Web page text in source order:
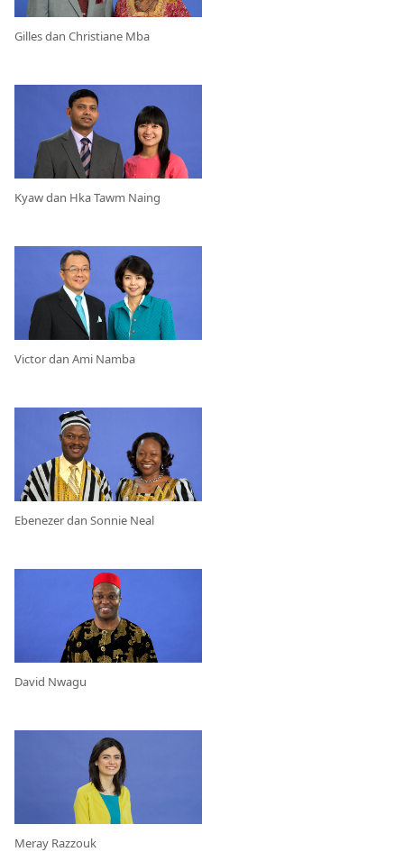
Gilles dan Christiane Mba
Kyaw dan Hka Tawm Naing
Victor dan Ami Namba
Ebenezer dan Sonnie Neal
David Nwagu
Meray Razzouk